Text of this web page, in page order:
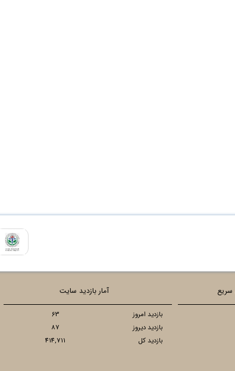
آمار بازدید سایت
بازدید امروز
63
بازدید دیروز
87
بازدید کل
414,711